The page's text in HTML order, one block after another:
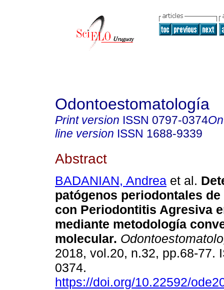
Odontoestomatología
Print version ISSN 0797-0374
line version ISSN 1688-9339
Abstract
BADANIAN, Andrea et al.
patógenos periodontales
con Periodontitis Agresiva
mediante metodología
molecular.
2018, vol.20, n.32, pp.68-77.
0374.
https://doi.org/10.22592/